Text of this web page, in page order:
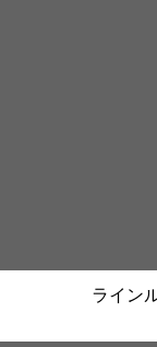
ライン